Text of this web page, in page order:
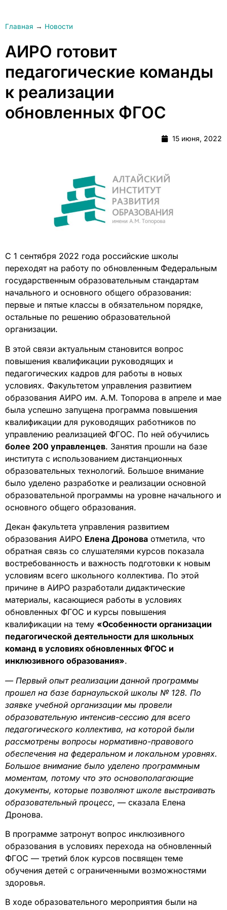
Главная → Новости
АИРО готовит
педагогические команды
к реализации
обновленных ФГОС
15 июня, 2022
С 1 сентября 2022 года российские школы
переходят на работу по обновленным Федеральным
государственным образовательным стандартам
начального и основного общего образования:
первые и пятые классы в обязательном порядке,
остальные по решению образовательной
организации.
В этой связи актуальным становится вопрос
повышения квалификации руководящих и
педагогических кадров для работы в новых
условиях. Факультетом управления развитием
образования АИРО им. А.М. Топорова в апреле и мае
была успешно запущена программа повышения
квалификации для руководящих работников по
управлению реализацией ФГОС. По ней обучились
более 200 управленцев. Занятия прошли на базе
института с использованием дистанционных
образовательных технологий. Большое внимание
было уделено разработке и реализации основной
образовательной программы на уровне начального и
основного общего образования.
Декан факультета управления развитием
образования АИРО Елена Дронова отметила, что
обратная связь со слушателями курсов показала
востребованность и важность подготовки к новым
условиям всего школьного коллектива. По этой
причине в АИРО разработали дидактические
материалы, касающиеся работы в условиях
обновленных ФГОС и курсы повышения
квалификации на тему «Особенности организации
педагогической деятельности для школьных
команд в условиях обновленных ФГОС и
инклюзивного образования».
— Первый опыт реализации данной программы
прошел на базе барнаульской школы № 128. По
заявке учебной организации мы провели
образовательную интенсив-сессию для всего
педагогического коллектива, на которой были
рассмотрены вопросы нормативно-правового
обеспечения на федеральном и локальном уровнях.
Большое внимание было уделено программным
моментам, потому что это основополагающие
документы, которые позволяют школе выстраивать
образовательный процесс, — сказала Елена
Дронова.
В программе затронут вопрос инклюзивного
образования в условиях перехода на обновленный
ФГОС — третий блок курсов посвящен теме
обучения детей с ограниченными возможностями
здоровья.
В ходе образовательного мероприятия были на